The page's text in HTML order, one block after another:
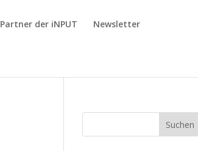
Partner der iNPUT Newsletter